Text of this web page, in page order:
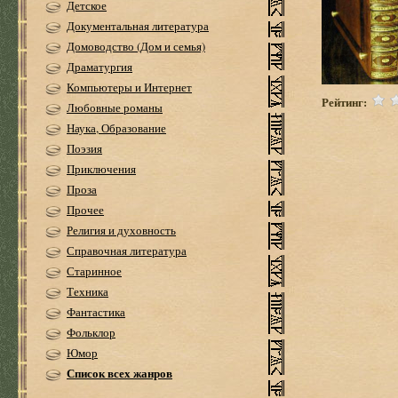
Детское
Документальная литература
Домоводство (Дом и семья)
Драматургия
Компьютеры и Интернет
Любовные романы
Наука, Образование
Поэзия
Приключения
Проза
Прочее
Религия и духовность
Справочная литература
Старинное
Техника
Фантастика
Фольклор
Юмор
Список всех жанров
Рейтинг: